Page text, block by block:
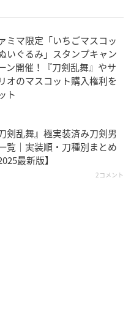
ミマ限定「いちごマスコッ
いぐるみ」スタンプキャン
ン開催！『刀剣乱舞』やサ
オのマスコット購入権利を
ト
刀剣乱舞』極実装済み刀剣男
覧｜実装順・刀種別まとめ
最新版】
2コメント